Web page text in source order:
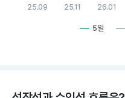
5일
25.09 25.11 26.01